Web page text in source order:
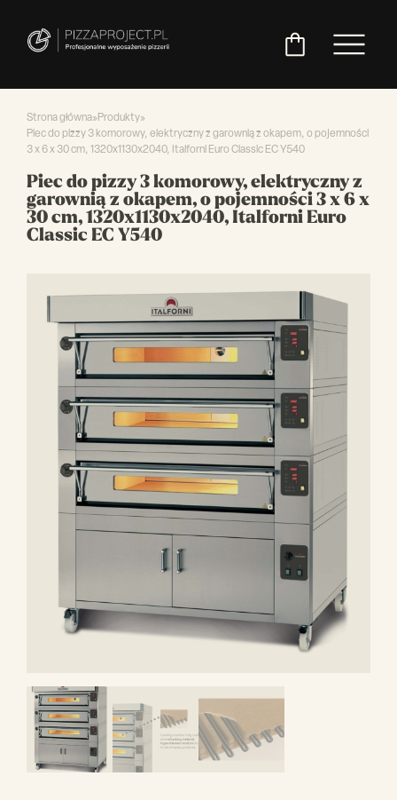
piece
do
pizzy
do
ciasta
do
ciasta
do
pizzy
asortyment
Strona główna»Produkty»
Piec do pizzy 3 komorowy, elektryczny z garownią z okapem, o pojemności
3 x 6 x 30 cm, 1320x1130x2040, Italforni Euro Classic EC Y540
Piec do pizzy 3 komorowy, elektryczny z
garownią z okapem, o pojemności 3 x 6 x
30 cm, 1320x1130x2040, Italforni Euro
Classic EC Y540